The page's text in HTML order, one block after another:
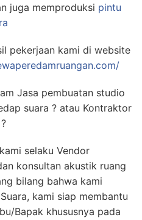
juga memproduksi pintu
pekerjaan kami di website
Jasa pembuatan studio
suara ? atau Kontraktor
selaku Vendor
konsultan akustik ruang
bilang bahwa kami
kami siap membantu
Bapak khususnya pada